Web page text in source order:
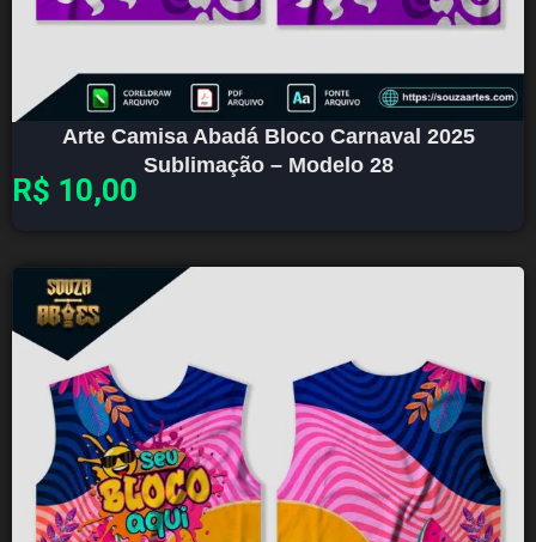
Arte Camisa Abadá Bloco Carnaval 2025
Sublimação – Modelo 28
R$ 10,00